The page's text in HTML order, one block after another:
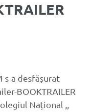
s-a desfășurat
BOOKTRAILER
Național ,,